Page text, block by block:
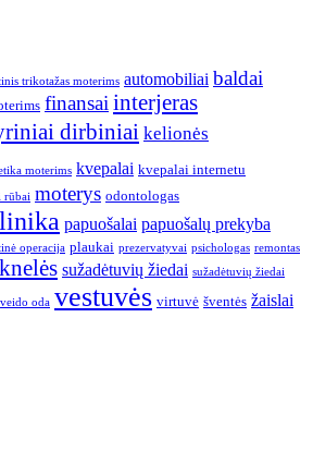
trikotažas moterims automobiliai baldai
finansai interjeras
dirbiniai kelionės
moterims kvepalai kvepalai internetu
rūbai moterys odontologas
papuošalai papuošalų prekyba
operacija plaukai prezervatyvai psichologas remontas
sužadėtuvių žiedai sužadėtuvių žiedai
veido oda vestuvės virtuvė šventės žaislai